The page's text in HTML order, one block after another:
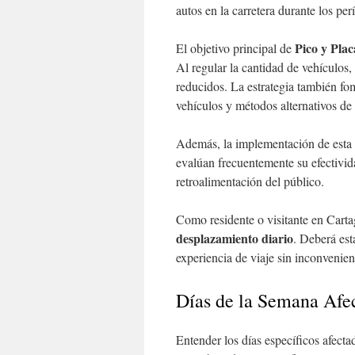
autos en la carretera durante los
El objetivo principal dePico y
Al regular la cantidad de
reducidos. La estrategia también
vehículos y métodos alternativos
Además, la implementación de
evalúan frecuentemente su
retroalimentación del público.
Como residente o visitante en
desplazamiento diario. Deberá
experiencia de viaje sin
Días de la Semana
Entender los días específicos